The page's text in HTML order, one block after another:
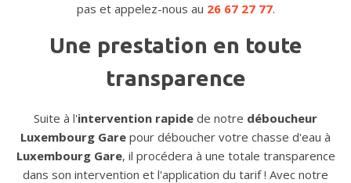
pas et appelez-nous au 26 67 27 77.
Une prestation en toute
transparence
Suite à l'intervention rapide de notre déboucheur
Luxembourg Gare pour déboucher votre chasse d'eau à
Luxembourg Gare, il procédera à une totale transparence
dans son intervention et l'application du tarif ! Avec notre